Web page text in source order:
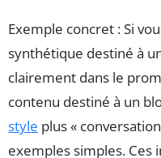
Exemple concret : Si
synthétique destiné à
clairement dans le
contenu destiné à un
style plus «
exemples simples. Ces